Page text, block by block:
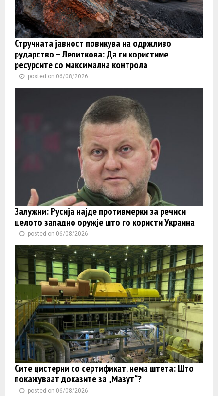
Стручната јавност повикува на одржливо
рударство – Лепиткова: Да ги користиме
ресурсите со максимална контрола
posted on 06/08/2026
Залужни: Русија најде противмерки за речиси
целото западно оружје што го користи Украина
posted on 06/08/2026
Сите цистерни со сертификат, нема штета: Што
покажуваат доказите за „Мазут“?
posted on 06/08/2026